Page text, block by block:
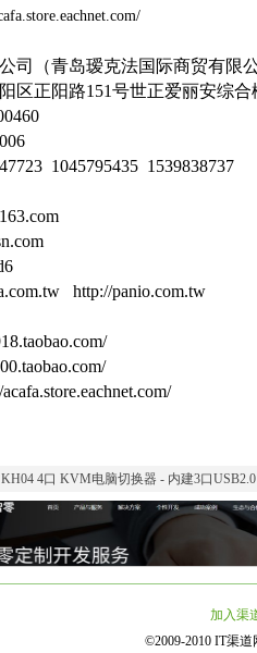
司（青岛瑷克法国际商贸有限公
区正阳路151号世正爱丽安综合
1045795435 1539838737
http://panio.com.tw
4口 KVM电脑切换器 - 内建3口
下一篇：台
加入渠
©2009-2010 IT渠道